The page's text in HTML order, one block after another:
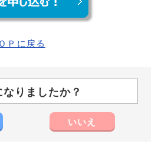
Ｐに戻る
りましたか？
いいえ